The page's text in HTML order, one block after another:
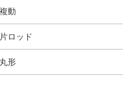
複動
片ロッド
丸形